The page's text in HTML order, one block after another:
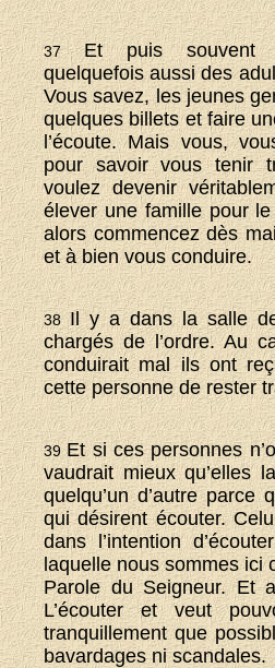
37Et puis souvent
quelquefois aussi des
Vous savez, les jeunes
quelques billets et faire
l’écoute. Mais vous,
pour savoir vous tenir
voulez devenir
élever une famille pour
alors commencez dès
et à bien vous conduire.
38Il y a dans la salle
chargés de l’ordre. Au
conduirait mal ils ont
cette personne de rester
39Et si ces personnes
vaudrait mieux qu’elles
quelqu’un d’autre parce
qui désirent écouter.
dans l’intention
laquelle nous sommes ici
Parole du Seigneur. Et
L’écouter et veut
tranquillement que
bavardages ni scandales.